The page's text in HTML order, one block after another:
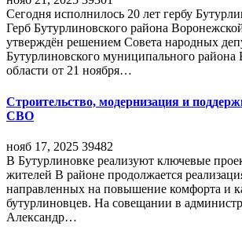
Сегодня исполнилось 20 лет гербу
Герб Бутурлиновского района
утверждён решением Совета народных
Бутурлиновского муниципального района
области от 21 ноября…
Строительство, модернизация и
СВО
нояб 17, 2025 39482
В Бутурлиновке реализуют ключевые
жителей В районе продолжается
направленных на повышение комфорта и
бутурлиновцев. На совещании в
Александр…